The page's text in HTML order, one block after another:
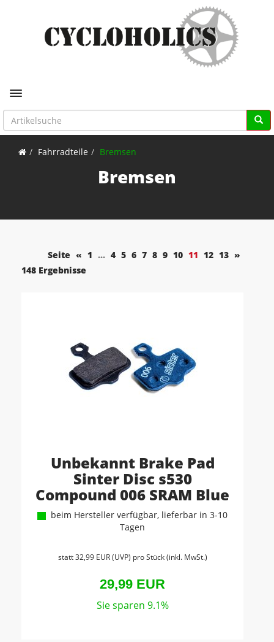
Toggle navigation
Fahrradteile Bremsen
Bremsen
Seite « 1 ... 4 5 6 7 8 9 10 11 12 13 »
148 Ergebnisse
Unbekannt Brake Pad
Sinter Disc s530
Compound 006 SRAM Blue
beim Hersteller verfügbar, lieferbar in 3-10
Tagen
statt32,99 EUR(UVP) pro Stück (inkl. MwSt.)
29,99 EUR
Sie sparen 9.1%